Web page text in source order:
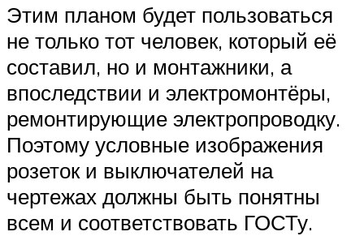
Этим планом будет пользоваться
не только тот человек, который её
составил, но и монтажники, а
впоследствии и электромонтёры,
ремонтирующие электропроводку.
Поэтому условные изображения
розеток и выключателей на
чертежах должны быть понятны
всем и соответствовать ГОСТу.